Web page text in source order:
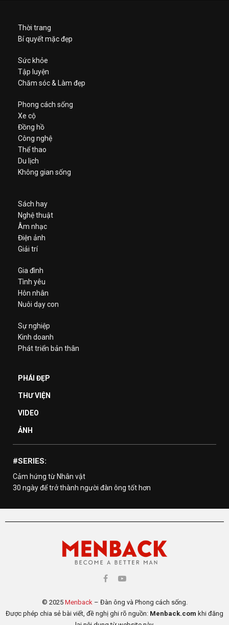
Thời trang
Bí quyết mặc đẹp
Sức khỏe
Tập luyện
Chăm sóc & Làm đẹp
Phong cách sống
Xe cộ
Đồng hồ
Công nghệ
Thể thao
Du lịch
Không gian sống
Sách hay
Nghệ thuật
Âm nhạc
Điện ảnh
Giải trí
Gia đình
Tình yêu
Hôn nhân
Nuôi dạy con
Sự nghiệp
Kinh doanh
Phát triển bản thân
PHÁI ĐẸP
THƯ VIỆN
VIDEO
ẢNH
#SERIES:
Cảm hứng từ Nhân vật
30 ngày để trở thành người đàn ông tốt hơn
© 2025 Menback – Đàn ông và Phong cách sống.
Được phép chia sẻ bài viết, đề nghị ghi rõ nguồn: Menback.com khi đăng